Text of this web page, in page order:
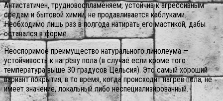
Антистатичен, трудновоспламеняем, устойчив к агрессивным
средам и бытовой химии, не продавливается каблуками.
Необходимо лишь раз в полгода натирать его мастикой, дабы
оставался в форме.
Неоспоримое преимущество натурального линолеума —
устойчивость к нагреву пола (в случае если кроме того
температура выше 30 градусов Цельсия). Это самый хороший
вариант покрытия, в то время, когда происходит нагрев пола, не
имеет значение, локальный либо неспециализированный.